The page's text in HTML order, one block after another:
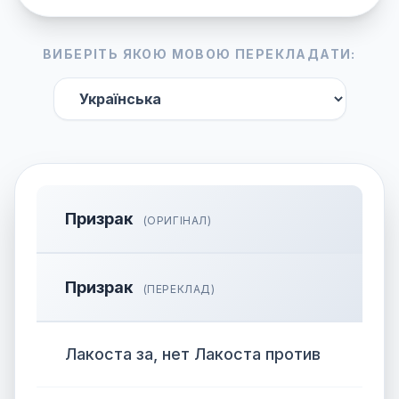
ВИБЕРІТЬ ЯКОЮ МОВОЮ ПЕРЕКЛАДАТИ:
Призрак (ОРИГІНАЛ)
Призрак (ПЕРЕКЛАД)
Лакоста за, нет Лакоста против